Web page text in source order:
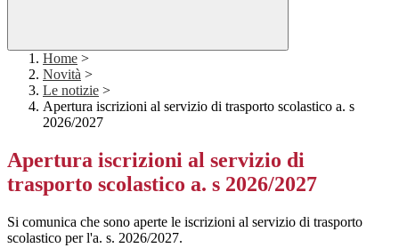
Home >
Novità >
Le notizie >
Apertura iscrizioni al servizio di trasporto scolastico a. s
2026/2027
Apertura iscrizioni al servizio di
trasporto scolastico a. s 2026/2027
Si comunica che sono aperte le iscrizioni al servizio di trasporto
scolastico per l'a. s. 2026/2027.